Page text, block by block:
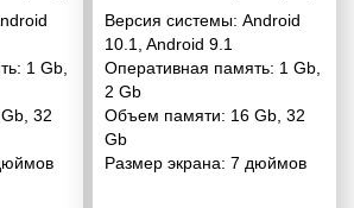
1 Gb
32
2002-2008 (Manual Air-
Conditioning / Right
wheel) 7“
Версия системы: Android
10.1
,Android 9.1
Оперативная память: 1 Gb
2 Gb
Объем памяти: 16 Gb ,32
Gb
Размер экрана: 7 дюймов